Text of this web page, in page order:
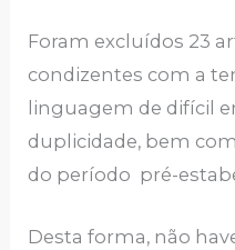
Foram excluídos 23
condizentes com a
linguagem de difícil
duplicidade, bem
do período pré-
Desta forma, não